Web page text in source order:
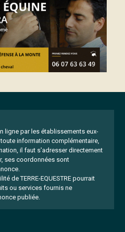
ligne par les établissements eux-
toute information complémentaire,
il faut s'adresser directement
ses coordonnées sont
de TERRE-EQUESTRE pourrait
ou services fournis ne
publiée.